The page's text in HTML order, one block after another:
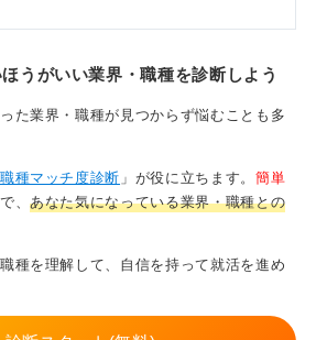
うがいい業界・職種を診断しよう
た業界・職種が見つからず悩むことも多
種マッチ度診断 」が役に立ちます。 簡単
で、あなた気になっている業界・職種との
種を理解して、自信を持って就活を進め